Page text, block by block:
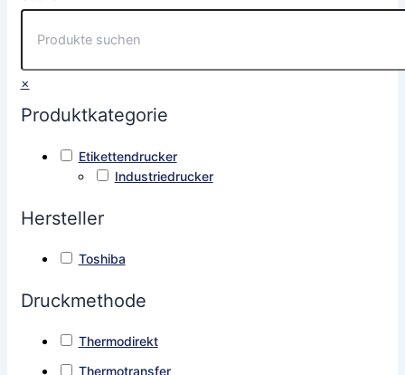
×
Produktkategorie
Etikettendrucker
Industriedrucker
Hersteller
Toshiba
Druckmethode
Thermodirekt
Thermotransfer